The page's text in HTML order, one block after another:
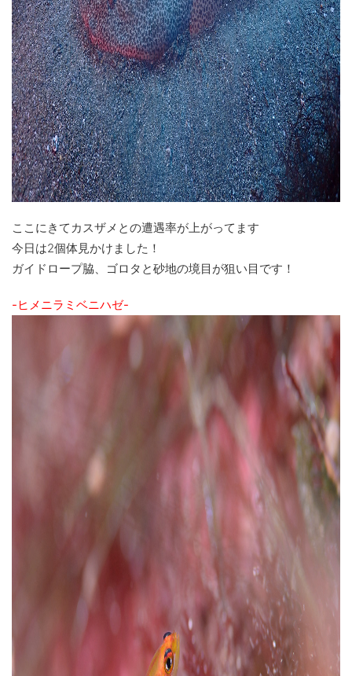
ここにきてカスザメとの遭遇率が上がってます
今日は2個体見かけました！
ガイドロープ脇、ゴロタと砂地の境目が狙い目です！
-ヒメニラミベニハゼ-